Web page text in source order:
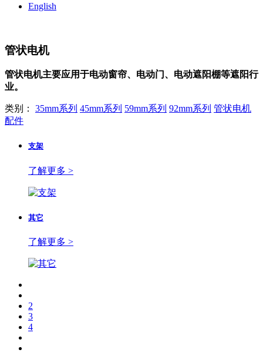
English
管状电机
管状电机主要应用于电动窗帘、电动门、电动遮阳棚等遮阳行
业。
类别： 35mm系列 45mm系列 59mm系列 92mm系列 管状电机
配件
支架
了解更多 >
其它
了解更多 >
2
3
4